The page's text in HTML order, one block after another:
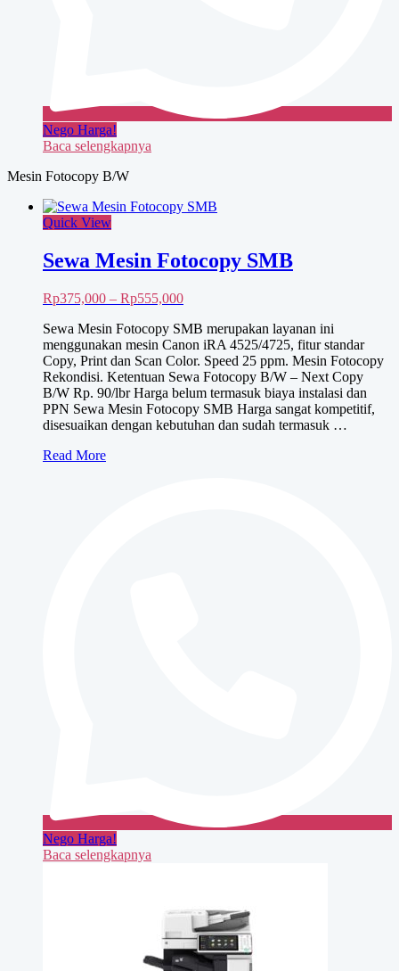
Nego Harga!
Baca selengkapnya
Mesin Fotocopy B/W
Quick View
Sewa Mesin Fotocopy SMB
Rp375,000 – Rp555,000Rentang
Rp375,000
hingga
Rp555,000
Sewa Mesin Fotocopy SMB merupakan layanan ini
menggunakan mesin Canon iRA 4525/4725, fitur standar
Copy, Print dan Scan Color. Speed 25 ppm. Mesin Fotocopy
Rekondisi. Ketentuan Sewa Fotocopy B/W – Next Copy
B/W Rp. 90/lbr Harga belum termasuk biaya instalasi dan
PPN Sewa Mesin Fotocopy SMB Harga sangat kompetitif,
disesuaikan dengan kebutuhan dan sudah termasuk …
Sewa
Read More
Nego Harga!
Baca selengkapnya